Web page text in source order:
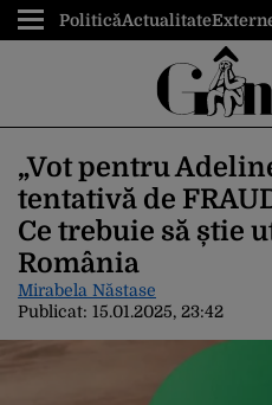
PoliticăActualitate
„Vot pentru
tentativă de
Ce trebuie să știe
România
Mirabela Năstase
Publicat: 15.01.2025, 23:42